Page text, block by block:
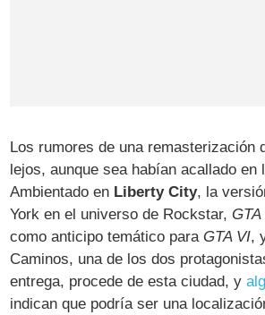
Los rumores de una remasterización
lejos, aunque sea habían acallado en
Ambientado en Liberty City, la
York en el universo de Rockstar,GTA
como anticipo temático paraGTA VI,
Caminos, una de los dos
entrega, procede de esta ciudad, y
indican que podría ser una